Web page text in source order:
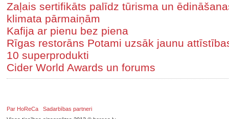
Zaļais sertifikāts palīdz tūrisma un
klimata pārmaiņām
Kafija ar pienu bez piena
Rīgas restorāns Potami uzsāk jaunu
10 superprodukti
Cider World Awards un forums
Par HoReCa
Sadarbības partneri